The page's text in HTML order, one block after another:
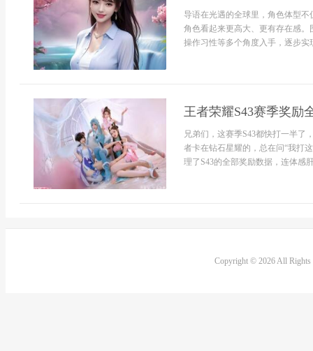
导语在光遇的全球里，角色体型
角色看起来更高大、更有存在感
操作习性等多个角度入手，逐步实
王者荣耀S43赛季奖励
兄弟们，这赛季S43都快打一半了
者卡在钻石星耀的，总在问“我打
理了S43的全部奖励数据，连体感
Copyright © 2026 All